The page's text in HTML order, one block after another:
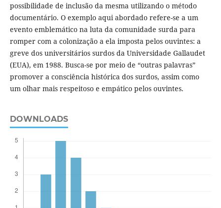
possibilidade de inclusão da mesma utilizando o método
documentário. O exemplo aqui abordado refere-se a um
evento emblemático na luta da comunidade surda para
romper com a colonização a ela imposta pelos ouvintes: a
greve dos universitários surdos da Universidade Gallaudet
(EUA), em 1988. Busca-se por meio de “outras palavras”
promover a consciência histórica dos surdos, assim como
um olhar mais respeitoso e empático pelos ouvintes.
DOWNLOADS